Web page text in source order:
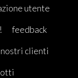
utente
feedback
clienti